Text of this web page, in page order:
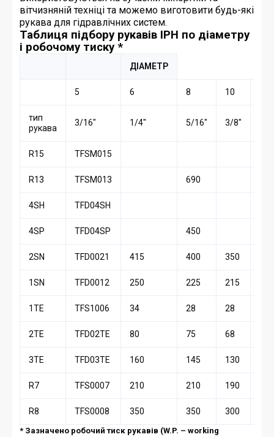
вітчизняній техніці та можемо виготовити будь-які
рукава для гідравлічних систем.
Таблиця підбору рукавів IPH по діаметру
і робочому тиску *
ДІАМЕТР
5 6 8 10
тип
рукава
3/16″ 1/4″ 5/16″ 3/8″
R15 TFSM015
R13 TFSM013 690
4SH TFD04SH
4SP TFD04SP 450
2SN TFD0021 415 400 350
1SN TFD0012 250 225 215
1TE TFS1006 34 28 28
2TE TFD02TE 80 75 68
3TE TFD03TE 160 145 130
R7 TFS0007 210 210 190
R8 TFS0008 350 350 300
* Зазначено робочий тиск рукавів (W.P. – working